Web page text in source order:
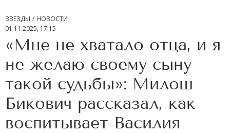
ЗВЕЗДЫ
НОВОСТИ
01.11.2025, 17:15
«Мне не хватало отца, и я
не желаю своему сыну
такой судьбы»: Милош
Бикович рассказал, как
воспитывает Василия